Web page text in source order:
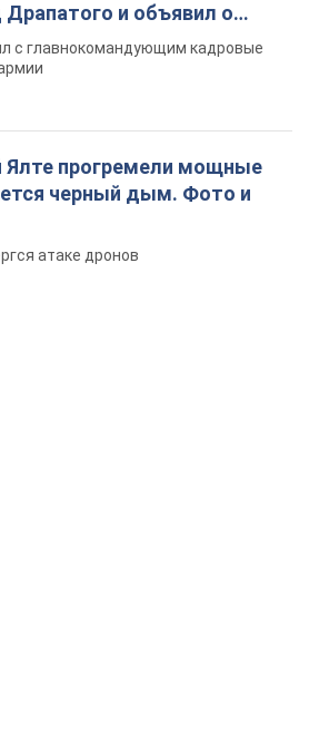
и объявил о
с главнокомандующим кадровые
Ялте прогремели мощные
черный дым. Фото и
атаке дронов